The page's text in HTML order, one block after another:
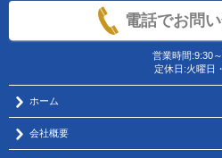
電話でお問
営業時間:9:30
定休日:火曜日
ホーム
会社概要